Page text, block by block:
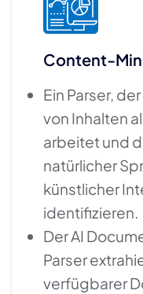
Content-
Ein Parser,
von Inhalten
arbeitet und
natürlicher
künstlicher
identifizieren.
Der AI
Parser
verfügbarer